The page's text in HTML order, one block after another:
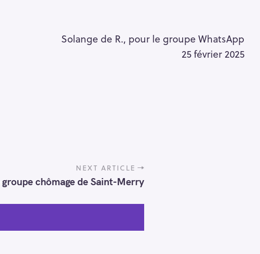
Solange de R., pour le groupe WhatsApp
25 février 2025
NEXT ARTICLE
groupe chômage de Saint-Merry